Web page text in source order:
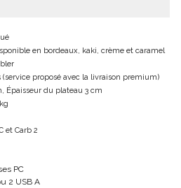
en bordeaux, kaki, crème et caramel
proposé avec la livraison premium)
Épaisseur du plateau 3 cm
et Carb 2
PC
2 USB A